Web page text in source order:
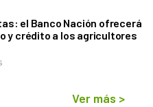
el Banco Nación ofrecerá
y crédito a los agricultores
Ver más >